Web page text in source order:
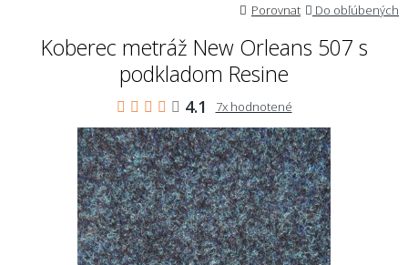
Porovnat Do obľúbených
Koberec metráž New Orleans 507 s
podkladom Resine
4.1 7x hodnotené